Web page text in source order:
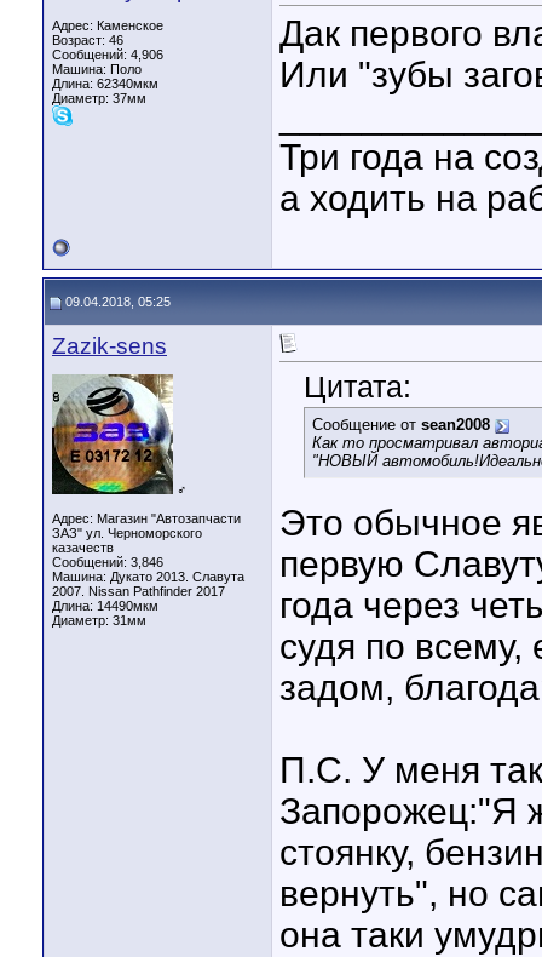
Адрес: Каменское
Возраст: 46
Сообщений: 4,906
Машина: Поло
Длина: 62340мкм
Диаметр: 37мм
Дак первого
Или "зубы
Три года на
а ходить на
09.04.2018, 05:25
Zazik-sens
♂
Адрес: Магазин "Автозапчасти
ЗАЗ" ул. Черноморского
казачеств
Сообщений: 3,846
Машина: Дукато 2013. Славута
2007. Nissan Pathfinder 2017
Длина: 14490мкм
Диаметр: 31мм
Цитата:
Сообщение от sean2008
Как то просматривал
"НОВЫЙ
Это обычное
первую
года через
судя по
задом,
П.С. У меня
Запорожец:"Я
стоянку,
вернуть", но
она таки